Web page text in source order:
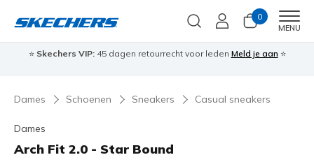
0
MENU
⭐ Skechers VIP:45 dagen retourrecht voor leden Meld je aan ⭐
Dames Schoenen Sneakers Casual sneakers
Dames
Arch Fit 2.0 - Star Bound